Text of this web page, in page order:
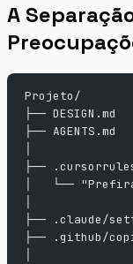
A
Projeto/
├──
├──
├──
│   └──
├── .claude/
├── .github/